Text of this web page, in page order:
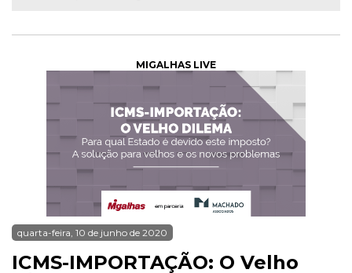
MIGALHAS LIVE
quarta-feira, 10 de junho de 2020
ICMS-IMPORTAÇÃO: O Velho